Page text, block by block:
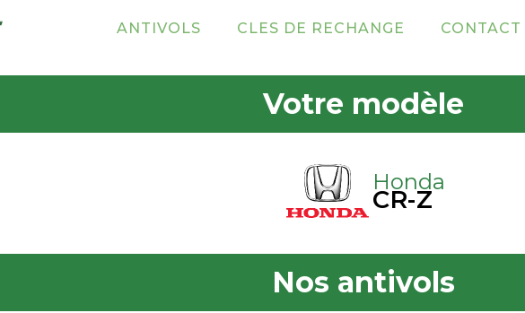
ANTIVOLS CLES DE RECHANGE CONTACT
Votre modèle
Honda
CR-Z
Nos antivols